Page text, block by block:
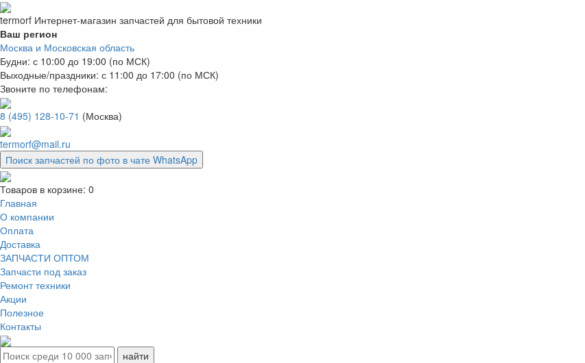
termorf Интернет-магазин запчастей для бытовой техники
Ваш регион
Москва и Московская область
Будни: с 10:00 до 19:00 (по МСК)
Выходные/праздники: с 11:00 до 17:00 (по МСК)
Звоните по телефонам:
8 (495) 128-10-71 (Москва)
termorf@mail.ru
Поиск запчастей по фото в чате WhatsApp
Товаров в корзине: 0
Главная
О компании
Оплата
Доставка
ЗАПЧАСТИ ОПТОМ
Запчасти под заказ
Ремонт техники
Акции
Полезное
Контакты